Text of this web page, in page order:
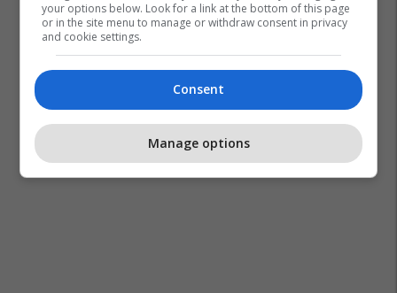
your options below. Look for a link at the bottom of this page
or in the site menu to manage or withdraw consent in privacy
and cookie settings.
Consent
Manage options